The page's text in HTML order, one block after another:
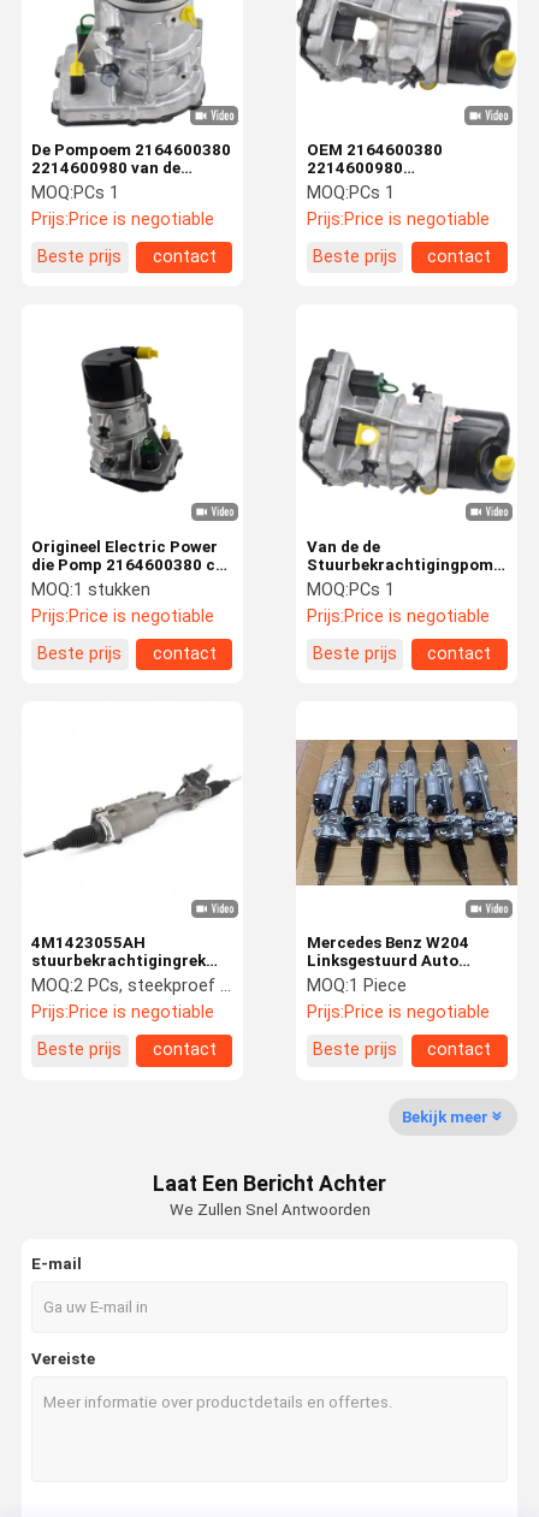
Producten
Fabrieksreis Kwaliteitsco
De Schok van de luchtopschorting
Auto Koelventilators
Power Lift-poort
Automobielwaterpomp
OEM 2164600380
2214600980
Stuurbekrachtigingpomp
voor de Klasse W221
2005-2013 van
MOQ:PCs 1
Prijs:Price is negotiable
Beste prijs
contact
De Pompoem 2164600380
2214600980 van de
W216w221
Stuurbekrachtiging
MOQ:PCs 1
Prijs:Price is negotiable
Beste prijs
contact
Van de de
Stuurbekrachtigingpomp
van Mercedes Benz W216
W221 W212 OEM
2164600380 2214600980
MOQ:PCs 1
Prijs:Price is negotiable
Beste prijs
contact
Origineel Electric Power
die Pomp 2164600380 cl
W221 S/CLS W212 sturen
van Mercedes Benz W216
MOQ:1 stukken
Prijs:Price is negotiable
Beste prijs
contact
Mercedes Benz W204
Linksgestuurd Auto
Steering Rack
2044602500
MOQ:1 Piece
Prijs:Price is negotiable
Beste prijs
contact
4M1423055AH
stuurbekrachtigingrek
Audi Q7 Q8 Cayennepeper
Urus
MOQ:2 PCs, steekproef wordt goedgekeurd
Prijs:Price is negotiable
Beste prijs
contact
Bekijk meer
Laat Een Bericht Achter
We Zullen Snel Antwoorden
E-mail
Vereiste